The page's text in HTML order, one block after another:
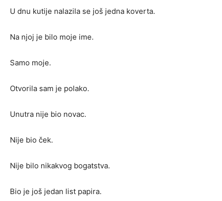
U dnu kutije nalazila se još jedna koverta.
Na njoj je bilo moje ime.
Samo moje.
Otvorila sam je polako.
Unutra nije bio novac.
Nije bio ček.
Nije bilo nikakvog bogatstva.
Bio je još jedan list papira.